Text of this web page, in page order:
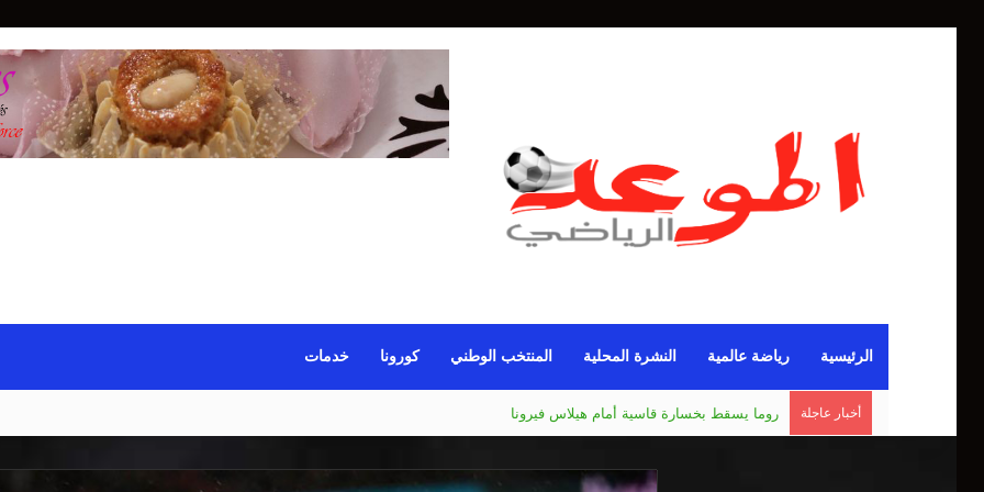
الرئيسية رياضة عالمية النشرة المحلية المنتخب الوطني كورونا خدمات
أخبار عاجلة مانشستر يونايتد يقدم أسوأ نسخة منذ 38 عاما